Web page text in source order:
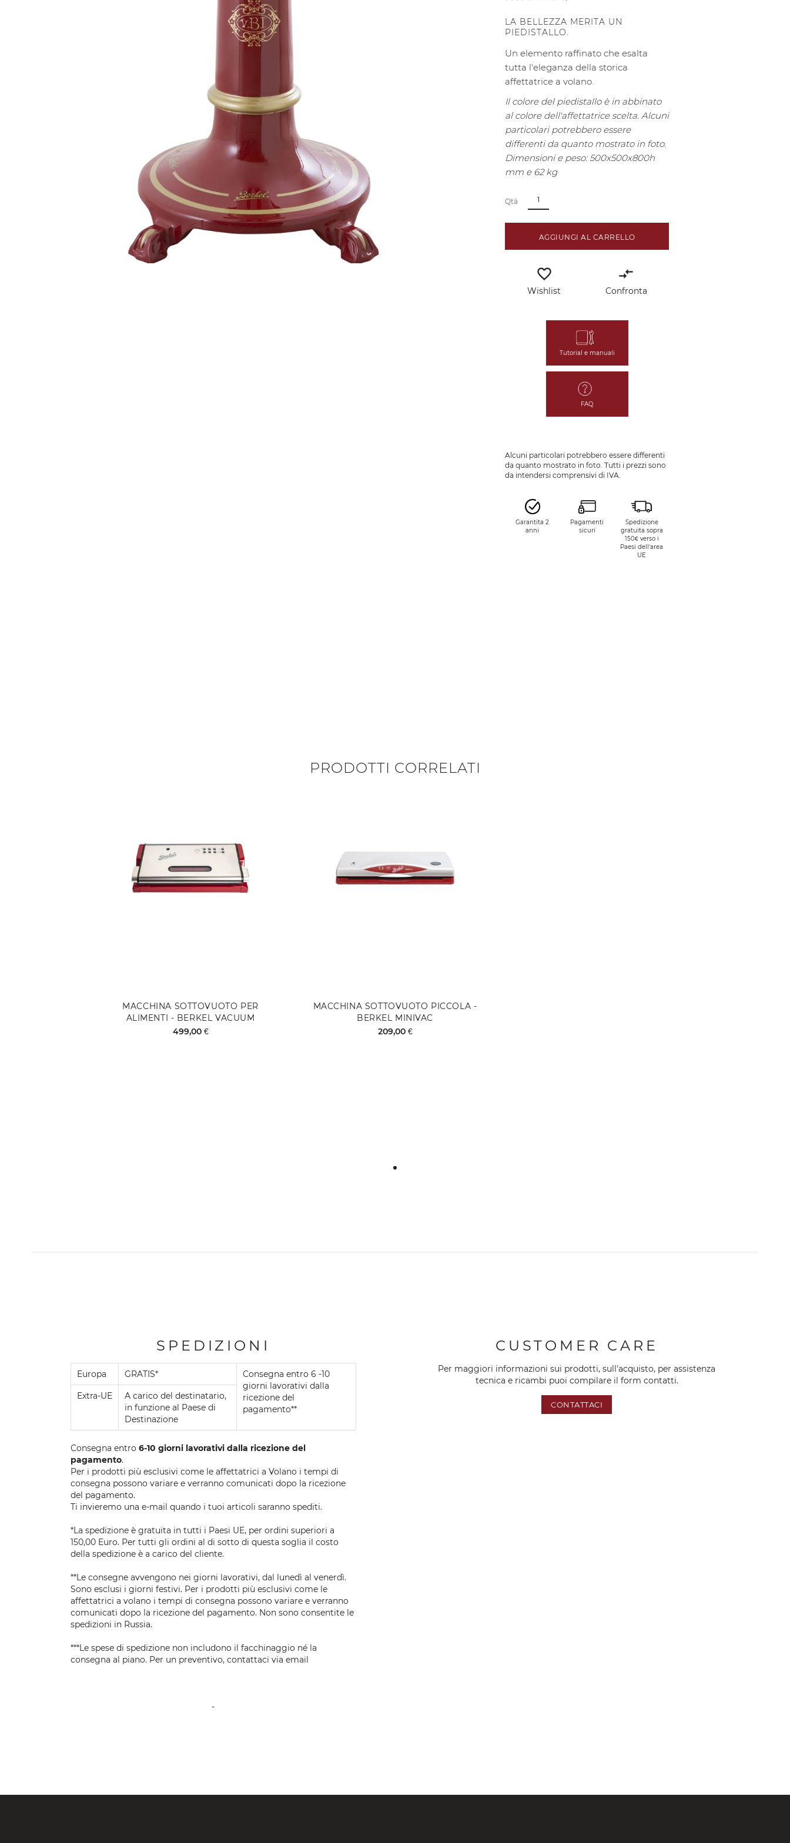
LA BELLEZZA MERITA UN
PIEDISTALLO.
Un elemento raffinato che esalta
tutta l'eleganza della storica
affettatrice a volano.
Il colore del piedistallo è in abbinato
al colore dell'affettatrice scelta. Alcuni
particolari potrebbero essere
differenti da quanto mostrato in foto.
Dimensioni e peso: 500x500x800h
mm e 62 kg
Qtà
AGGIUNGI AL CARRELLO
favorite_border
Wishlist
compare_arrows
Confronta
Tutorial e manuali
FAQ
Alcuni particolari potrebbero essere differenti
da quanto mostrato in foto. Tutti i prezzi sono
da intendersi comprensivi di IVA.
Garantita 2
anni
Pagamenti
sicuri
Spedizione
gratuita sopra
150€ verso i
Paesi dell’area
UE
PRODOTTI CORRELATI
MACCHINA SOTTOVUOTO PER
ALIMENTI - BERKEL VACUUM
499,00 €
MACCHINA SOTTOVUOTO PICCOLA -
BERKEL MINIVAC
209,00 €
SPEDIZIONI
Europa GRATIS*
Consegna entro 6 -10
giorni lavorativi dalla
ricezione del
pagamento**
Extra-UE
A carico del destinatario,
in funzione al Paese di
Destinazione
Consegna entro 6-10 giorni lavorativi dalla ricezione del
pagamento.
Per i prodotti più esclusivi come le affettatrici a Volano i tempi di
consegna possono variare e verranno comunicati dopo la ricezione
del pagamento.
Ti invieremo una e-mail quando i tuoi articoli saranno spediti.
*La spedizione è gratuita in tutti i Paesi UE, per ordini superiori a
150,00 Euro. Per tutti gli ordini al di sotto di questa soglia il costo
della spedizione è a carico del cliente.
**Le consegne avvengono nei giorni lavorativi, dal lunedì al venerdì.
Sono esclusi i giorni festivi. Per i prodotti più esclusivi come le
affettatrici a volano i tempi di consegna possono variare e verranno
comunicati dopo la ricezione del pagamento. Non sono consentite le
spedizioni in Russia.
***Le spese di spedizione non includono il facchinaggio né la
consegna al piano. Per un preventivo, contattaci via email
-
CUSTOMER CARE
Per maggiori informazioni sui prodotti, sull'acquisto, per assistenza
tecnica e ricambi puoi compilare il form contatti.
CONTATTACI